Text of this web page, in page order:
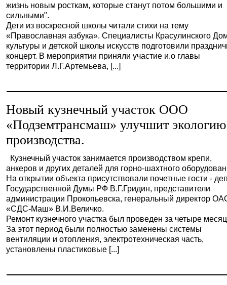
жизнь новым росткам, которые станут потом большими и
сильными".
Дети из воскресной школы читали стихи на тему
«Православная азбука». Специалисты Красулинского
культуры и детской школы искусств подготовили
концерт. В мероприятии приняли участие и.о главы
территории Л.Г.Артемьева, [...]
Новый кузнечный участок ООО
«Подземтрансмаш» улучшит экологию
производства.
Кузнечный участок занимается производством крепи,
анкеров и других деталей для горно-шахтного
На открытии объекта присутствовали почетные гости -
Государственной Думы РФ В.Г.Гридин, представители
администрации Прокопьевска, генеральный директор
«СДС-Маш» В.И.Величко.
Ремонт кузнечного участка был проведен за четыре
За этот период были полностью заменены системы
вентиляции и отопления, электротехническая часть,
установлены пластиковые [...]